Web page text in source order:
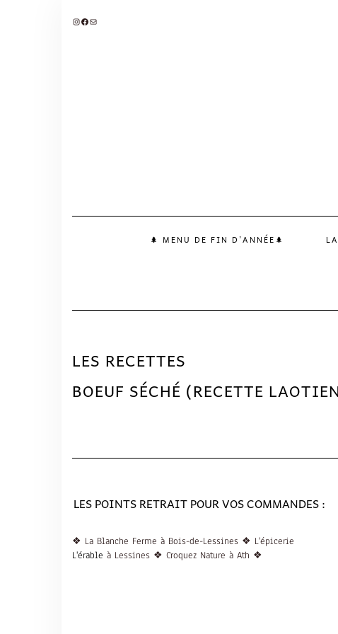
INSTAGRAM
FACEBOOK
MAIL
🌲 MENU DE FIN D’ANNÉE🌲
LES RECETTES
BOEUF SÉCHÉ (RECETTE
LES POINTS RETRAIT POUR VOS COMMANDES :
❖ La Blanche Ferme à Bois-de-Lessines ❖ L'épicerie
L'érable à Lessines ❖ Croquez Nature à Ath ❖